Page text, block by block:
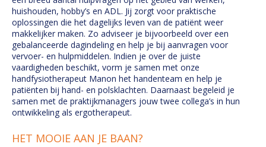
huishouden, hobby’s en ADL. Jij zorgt voor praktische
oplossingen die het dagelijks leven van de patiënt weer
makkelijker maken. Zo adviseer je bijvoorbeeld over een
gebalanceerde dagindeling en help je bij aanvragen voor
vervoer- en hulpmiddelen. Indien je over de juiste
vaardigheden beschikt, vorm je samen met onze
handfysiotherapeut Manon het handenteam en help je
patiënten bij hand- en polsklachten. Daarnaast begeleid je
samen met de praktijkmanagers jouw twee collega’s in hun
ontwikkeling als ergotherapeut.
HET MOOIE AAN JE BAAN?